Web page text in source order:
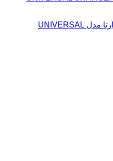
شارژر باتری همه کاره VARTA وارتا مدل UNIVERSAL